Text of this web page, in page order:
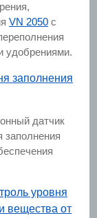
VN 2050 с
удобрениями.
заполнения
датчик
заполнения
уровня
вещества от